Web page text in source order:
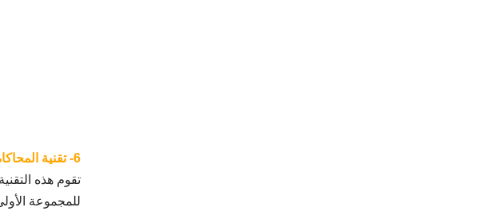
6- تقنية المحاكاة أو لعب الأدوار
تقوم هذه
للمجموعة